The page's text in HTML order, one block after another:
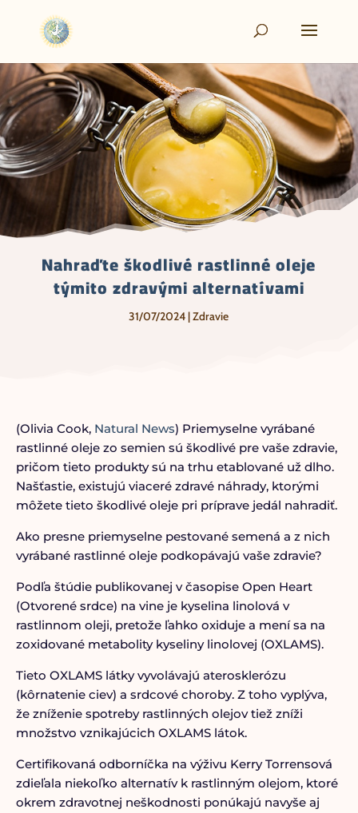
Nahraďte škodlivé rastlinné oleje
týmito zdravými alternatívami
31/07/2024|Zdravie
(Olivia Cook, Natural News) Priemyselne vyrábané
rastlinné oleje zo semien sú škodlivé pre vaše zdravie,
pričom tieto produkty sú na trhu etablované už dlho.
Našťastie, existujú viaceré zdravé náhrady, ktorými
môžete tieto škodlivé oleje pri príprave jedál nahradiť.
Ako presne priemyselne pestované semená a z nich
vyrábané rastlinné oleje podkopávajú vaše zdravie?
Podľa štúdie publikovanej v časopise Open Heart
(Otvorené srdce) na vine je kyselina linolová v
rastlinnom oleji, pretože ľahko oxiduje a mení sa na
zoxidované metabolity kyseliny linolovej (OXLAMS).
Tieto OXLAMS látky vyvolávajú aterosklerózu
(kôrnatenie ciev) a srdcové choroby. Z toho vyplýva,
že zníženie spotreby rastlinných olejov tiež zníži
množstvo vznikajúcich OXLAMS látok.
Certifikovaná odborníčka na výživu Kerry Torrensová
zdieľala niekoľko alternatív k rastlinným olejom, ktoré
okrem zdravotnej neškodnosti ponúkajú navyše aj